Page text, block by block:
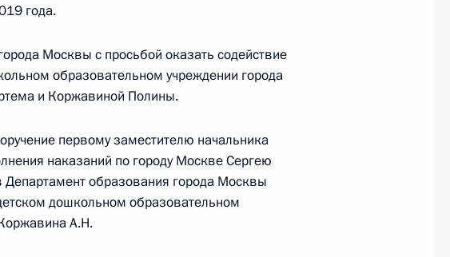
по итогам личного приёма в режиме видео-
Президента Российской Федерации
по приёму граждан в Москве 13
года.
Москвы с просьбой оказать содействие
образовательном учреждении города
и Коржавиной Полины.
первому заместителю начальника
наказаний по городу Москве Сергею
Департамент образования города Москвы
дошкольном образовательном
А.Н.